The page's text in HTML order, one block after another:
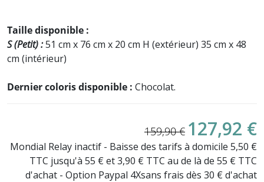
Taille disponible :
S (Petit) :51 cm x 76 cm x 20 cm H (extérieur) 35 cm x 48
cm (intérieur)
Dernier coloris disponible : Chocolat.
159,90 € 127,92 €
Mondial Relay inactif - Baisse des tarifs à domicile 5,50 €
TTC jusqu'à 55 € et 3,90 € TTC au de là de 55 € TTC
d'achat - Option Paypal 4Xsans frais dès 30 € d'achat